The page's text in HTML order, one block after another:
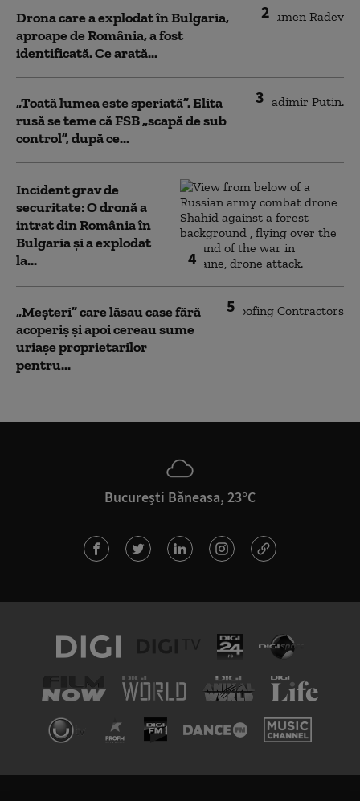
2
Drona care a explodat în Bulgaria,
aproape de România, a fost
identificată. Ce arată...
3
„Toată lumea este speriată”. Elita
rusă se teme că FSB „scapă de sub
control”, după ce...
4
Incident grav de
securitate: O dronă a
intrat din România în
Bulgaria şi a explodat
la...
5
„Meșteri” care lăsau case fără
acoperiș și apoi cereau sume
uriașe proprietarilor
pentru...
București Băneasa, 23°C